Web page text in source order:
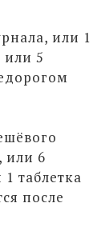
или 1
5
или 6
таблетка
после